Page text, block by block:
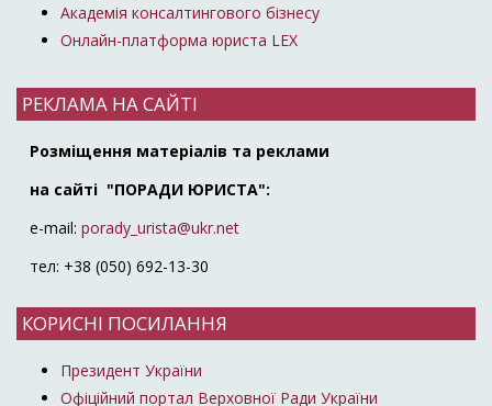
Академія консалтингового бізнесу
Онлайн-платформа юриста LEX
РЕКЛАМА НА САЙТІ
Розміщення матеріалів та реклами
на сайті "ПОРАДИ ЮРИСТА":
e-mail: porady_urista@ukr.net
тел: +38 (050) 692-13-30
КОРИСНІ ПОСИЛАННЯ
Президент України
Офіційний портал Верховної Ради України